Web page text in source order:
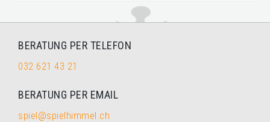
BERATUNG PER TELEFON
032 621 43 21
BERATUNG PER EMAIL
spiel@spielhimmel.ch